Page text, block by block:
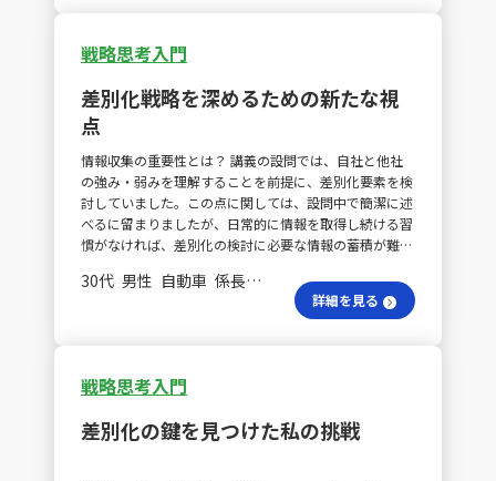
て、それに基づいてカスタマーサポートやカスタマーサ
クセスがどう動いていくかを検討し、新しいアイデアを
反映させて方針をまとめ上げたいと考えています。
重要性をしっかりと理解し、持続可能な競争優位性の要
的な業界や企業の例を取り入れることで、さらに理解を
深めることができるでしょう。 新たな発見をするために
て身近な企業を分析することで、新たな発見があるかも
しれません。また、ポーターの3つの基本戦略を自社サ
ービスに具体的に適用する方法を考えることが求められ
ます。 学びを具体的事例にどう結びつける？ 最後に、
学んだことを具体的な事例に適用し、実践的な理解を深
められるよう努めることが大切です。日々の取り組みを
通じて、引き続き頑張りましょう。
戦略思考入門
差別化戦略を深めるための新たな視
点
情報収集の重要性とは？ 講義の設問では、自社と他社
の強み・弱みを理解することを前提に、差別化要素を検
討していました。この点に関しては、設問中で簡潔に述
べるに留まりましたが、日常的に情報を取得し続ける習
慣がなければ、差別化の検討に必要な情報の蓄積が難し
が求められることを痛感しました。 業界を俯瞰する力
をどう養う？ 加えて、設問のアドバイスを通じて、顧客
ていた反省があり、もっと俯瞰して見る力を養う必要が
ポーターの3つの基本戦略は理解しやすく、自社の既存
30代 男性 自動車 係長／主任
詳細を見る
戦略思考入門
差別化の鍵を見つけた私の挑戦